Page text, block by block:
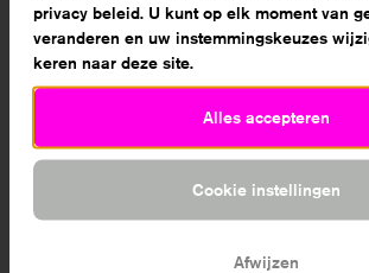
Creatief Alternatief op
MA en HMC
Herbenoeming Elout
privacy beleid. U kunt op elk moment van
veranderen en uw instemmingskeuzes
keren naar deze site.
Alles accepteren
Cookie instellingen
Afwijzen